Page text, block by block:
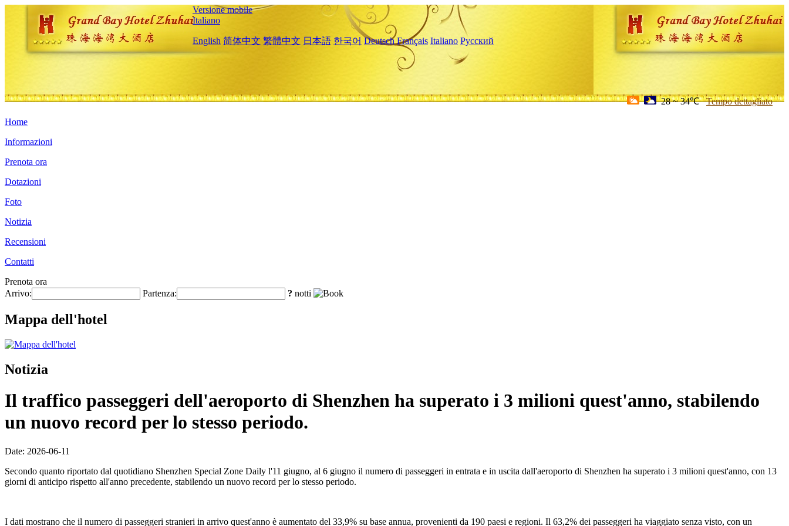
Versione mobile
Italiano
English 简体中文 繁體中文 日本語 한국어 Deutsch Français Italiano Русский
28 ~ 34℃ Tempo dettagliato
Home
Informazioni
Prenota ora
Dotazioni
Foto
Notizia
Recensioni
Contatti
Prenota ora
Arrivo:
Partenza: ? notti
Mappa dell'hotel
Notizia
Il traffico passeggeri dell'aeroporto di Shenzhen ha superato i 3 milioni quest'anno, stabilendo
un nuovo record per lo stesso periodo.
Date: 2026-06-11
Secondo quanto riportato dal quotidiano Shenzhen Special Zone Daily l'11 giugno, al 6 giugno il numero di passeggeri in entrata e in uscita dall'aeroporto di Shenzhen ha superato i 3 milioni quest'anno, con 13
giorni di anticipo rispetto all'anno precedente, stabilendo un nuovo record per lo stesso periodo.
I dati mostrano che il numero di passeggeri stranieri in arrivo quest'anno è aumentato del 33,9% su base annua, provenienti da 190 paesi e regioni. Il 63,2% dei passeggeri ha viaggiato senza visto, con un